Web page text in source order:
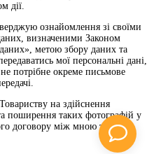
дії.
ознайомлення зі своїми
визначеними Законом
метою збору даних та
мої персональні дані,
потрібне окреме письмове
на здійснення
поширення таких фотографій у
договору між мною та